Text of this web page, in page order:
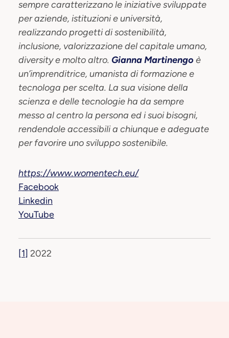
sempre caratterizzano le iniziative sviluppate
per aziende, istituzioni e università,
realizzando progetti di sostenibilità,
inclusione, valorizzazione del capitale umano,
diversity e molto altro. Gianna Martinengo è
un’imprenditrice, umanista di formazione e
tecnologa per scelta. La sua visione della
scienza e delle tecnologie ha da sempre
messo al centro la persona ed i suoi bisogni,
rendendole accessibili a chiunque e adeguate
per favorire uno sviluppo sostenibile.
https://www.womentech.eu/
Facebook
Linkedin
YouTube
[1] 2022